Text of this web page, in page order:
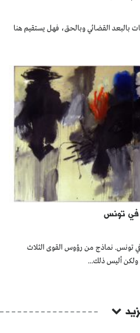
بالبعد القضائي وبالحق، فهل يستقيم هنا
في تونس
تونس. نماذج من رؤوس القوى الثلاث
ولكن أليس ذلك...